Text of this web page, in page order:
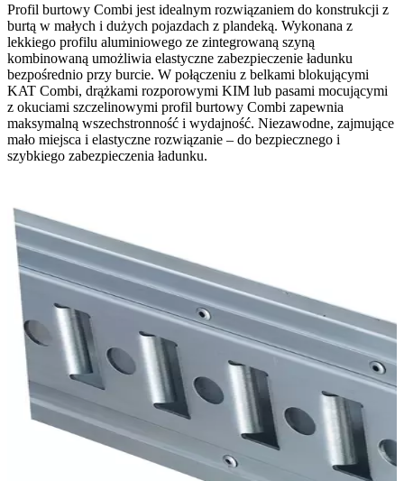
Profil burtowy Combi jest idealnym rozwiązaniem do konstrukcji z
burtą w małych i dużych pojazdach z plandeką. Wykonana z
lekkiego profilu aluminiowego ze zintegrowaną szyną
kombinowaną umożliwia elastyczne zabezpieczenie ładunku
bezpośrednio przy burcie. W połączeniu z belkami blokującymi
KAT Combi, drążkami rozporowymi KIM lub pasami mocującymi
z okuciami szczelinowymi profil burtowy Combi zapewnia
maksymalną wszechstronność i wydajność. Niezawodne, zajmujące
mało miejsca i elastyczne rozwiązanie – do bezpiecznego i
szybkiego zabezpieczenia ładunku.